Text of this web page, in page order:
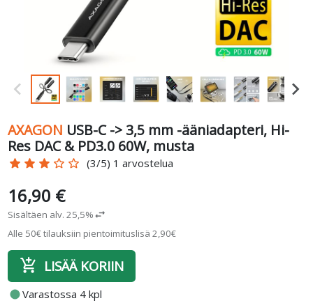
AXAGON USB-C -> 3,5 mm -ääniadapteri, Hi-
Res DAC & PD3.0 60W, musta
star star star star_border star_border (3/5) 1 arvostelua
16,90 €
Sisältäen alv. 25,5%swap_horiz
Alle 50€ tilauksiin pientoimituslisä 2,90€
add_shopping_cart LISÄÄ KORIIN
fiber_manual_recordVarastossa 4 kpl